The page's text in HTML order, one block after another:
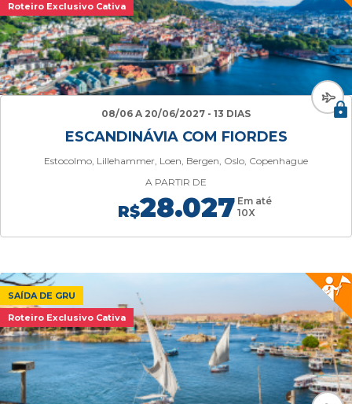
Roteiro Exclusivo Cativa
08/06 A 20/06/2027 - 13 DIAS
ESCANDINÁVIA COM FIORDES
Estocolmo, Lillehammer, Loen, Bergen, Oslo, Copenhague
A PARTIR DE
R$28.027 Em até
10X
SAÍDA DE GRU
Roteiro Exclusivo Cativa